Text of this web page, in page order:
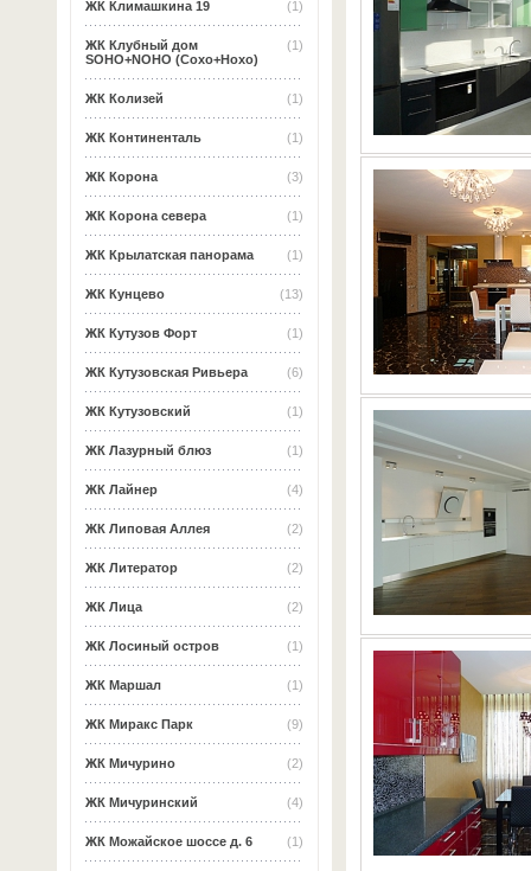
(1)
ЖК Климашкина 19
(1)
ЖК Клубный дом
SOHO+NOHO (Сохо+Нохо)
(1)
ЖК Колизей
(1)
ЖК Континенталь
(3)
ЖК Корона
(1)
ЖК Корона севера
(1)
ЖК Крылатская панорама
(13)
ЖК Кунцево
(1)
ЖК Кутузов Форт
(6)
ЖК Кутузовская Ривьера
(1)
ЖК Кутузовский
(1)
ЖК Лазурный блюз
(4)
ЖК Лайнер
(2)
ЖК Липовая Аллея
(2)
ЖК Литератор
(2)
ЖК Лица
(1)
ЖК Лосиный остров
(1)
ЖК Маршал
(9)
ЖК Миракс Парк
(2)
ЖК Мичурино
(4)
ЖК Мичуринский
(1)
ЖК Можайское шоссе д. 6